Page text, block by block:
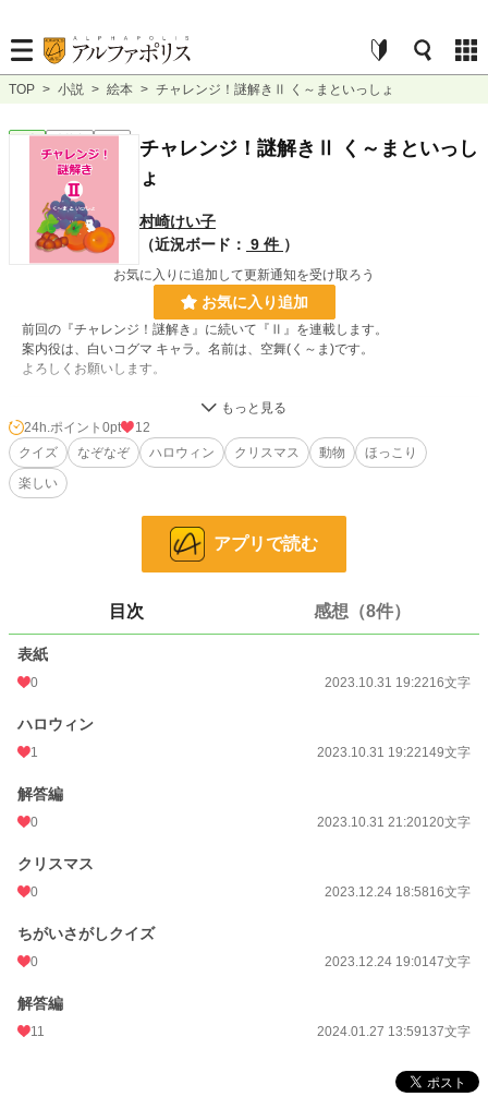
TOP > 小説 > 絵本 > チャレンジ！謎解きⅡ く～まといっしょ
絵本 連載中 短編
チャレンジ！謎解きⅡ く～まといっし
ょ
村崎けい子
（近況ボード： 9 件 ）
お気に入りに追加して更新通知を受け取ろう
お気に入り追加
前回の『チャレンジ！謎解き』に続いて『Ⅱ』を連載します。
案内役は、白いコグマ キャラ。名前は、空舞(く～ま)です。
よろしくお願いします。
228,955 位 / 228,955 件
絵本 1,051 位 / 1,051 件
お気に入り
2024.01.27 13:59
初回公開日時
週間ポイント
月間ポイント
年間ポイント
累計ポイント
24h.ポイント 0pt
12
クイズ
なぞなぞ ハロウィン クリスマス 動物
ほっこり
楽しい
アプリで読む
目次 感想（8件）
表紙
0 2023.10.31 19:2216文字
ハロウィン
1 2023.10.31 19:22149文字
解答編
0 2023.10.31 21:20120文字
クリスマス
0 2023.12.24 18:5816文字
ちがいさがしクイズ
0 2023.12.24 19:0147文字
解答編
11 2024.01.27 13:59137文字